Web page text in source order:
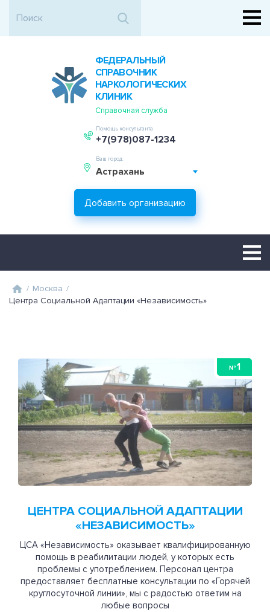
ФЕДЕРАЛЬНЫЙ
СПРАВОЧНИК
НАРКОЛОГИЧЕСКИХ
КЛИНИК
Справочная служба
Помощь консультанта
+7(978)087-1234
Ваш город:
Астрахань
Добавить организацию
/ Москва /
Центра Социальной Адаптации «Независимость»
№ 1
ЦЕНТРА СОЦИАЛЬНОЙ АДАПТАЦИИ
«НЕЗАВИСИМОСТЬ»
ЦСА «Независимость» оказывает квалифицированную
помощь в реабилитации людей, у которых есть
проблемы с употреблением. Персонал центра
предоставляет бесплатные консультации по «Горячей
круглосуточной линии», мы с радостью ответим на
любые вопросы